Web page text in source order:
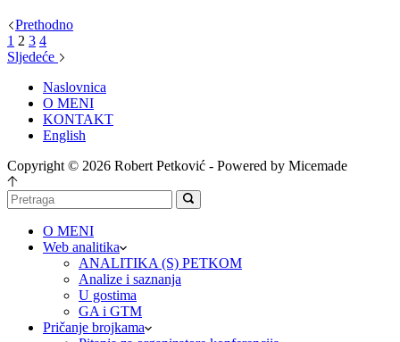
Prethodno
1 2 3 4
Sljedeće
Naslovnica
O MENI
KONTAKT
English
Copyright © 2026 Robert Petković - Powered by Micemade
O MENI
Web analitika
ANALITIKA (S) PETKOM
Analize i saznanja
U gostima
GA i GTM
Pričanje brojkama